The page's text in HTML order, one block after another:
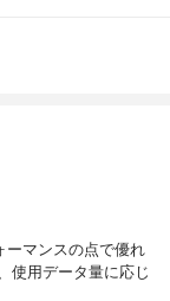
ーマンスの点で優れ
使用データ量に応じ